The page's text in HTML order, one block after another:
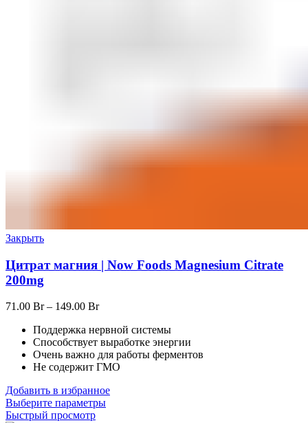
Закрыть
Цитрат магния | Now Foods Magnesium Citrate
200mg
71.00 Br– 149.00 Br
Поддержка нервной системы
Способствует выработке энергии
Очень важно для работы ферментов
Не содержит ГМО
Добавить в избранное
Выберите параметры
Быстрый просмотр